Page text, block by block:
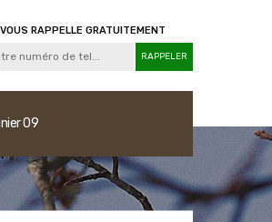
RAPPELLE GRATUITEMENT
09